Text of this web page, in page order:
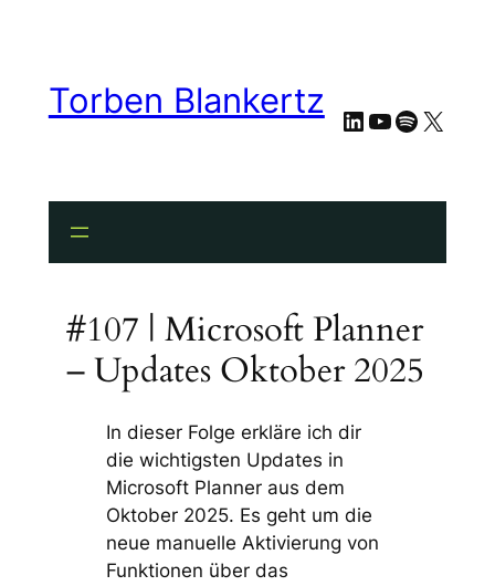
Torben Blankertz LinkedIn
YouTube
Spotify
X
#107 | Microsoft Planner
– Updates Oktober 2025
In dieser Folge erkläre ich dir
die wichtigsten Updates in
Microsoft Planner aus dem
Oktober 2025. Es geht um die
neue manuelle Aktivierung von
Funktionen über das